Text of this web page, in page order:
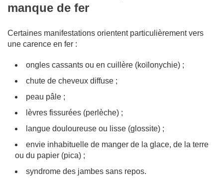
manque de fer
Certaines manifestations orientent particulièrement vers
une carence en fer :
ongles cassants ou en cuillère (koïlonychie) ;
chute de cheveux diffuse ;
peau pâle ;
lèvres fissurées (perlèche) ;
langue douloureuse ou lisse (glossite) ;
envie inhabituelle de manger de la glace, de la terre
ou du papier (pica) ;
syndrome des jambes sans repos.